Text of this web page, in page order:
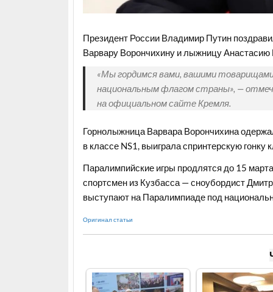
Президент России Владимир Путин
Варвару Ворончихину и лыжницу Анастасию
«Мы гордимся вами, вашими
национальным флагом страны», —
на официальном сайте Кремля.
Горнолыжница Варвара Ворончихина
в классе NS1, выиграла спринтерскую гонку
Паралимпийские игры продлятся до 15
спортсмен из Кузбасса — сноубордист
выступают на Паралимпиаде под
Оригинал статьи